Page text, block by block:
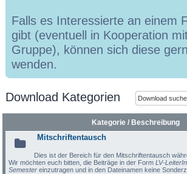
Falls es Interessierte an einem
gibt (eventuell in Kooperation
Gruppe), können sich diese
wenden.
Download Kategorien
Kategorie / Beschreibung
Mitschriftentausch
Dies ist der Bereich für den Mitschriftentausch
Wir möchten euch bitten, die Beiträge in der FormLV-
Semester einzutragen und in den Dateinamen keine